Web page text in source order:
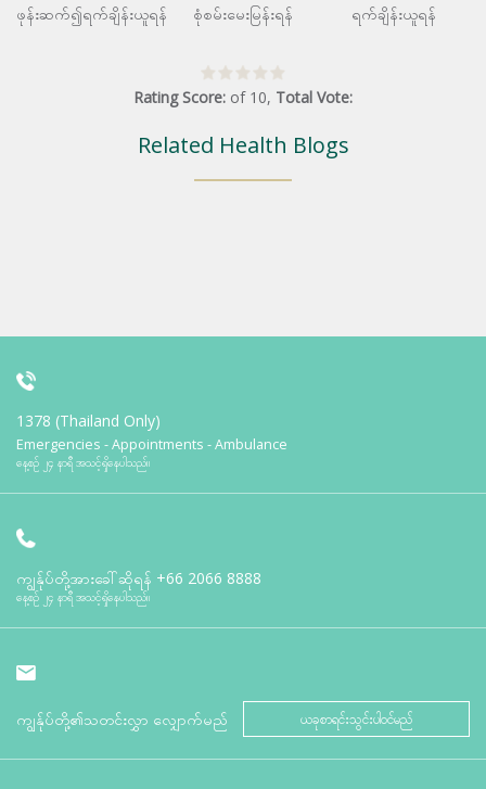
ဖုန်းဆက်၍ရက်ချိန်းယူရန် စုံစမ်းမေးမြန်းရန် ရက်ချိန်းယူရန်
Rating Score: of 10, Total Vote:
Related Health Blogs
1378 (Thailand Only)
Emergencies - Appointments - Ambulance
နေ့စဉ် ၂၄ နာရီ အသင့်ရှိနေပါသည်။
ကျွန်ုပ်တို့အားခေါ်ဆိုရန် +66 2066 8888
နေ့စဉ် ၂၄ နာရီ အသင့်ရှိနေပါသည်။
ကျွန်ုပ်တို့၏သတင်းလွှာ လျှောက်မည် ယခုစာရင်းသွင်းပါဝင်မည်